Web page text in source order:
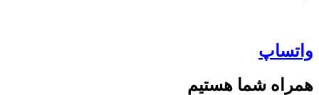
واتساپ
همراه شما هستیم